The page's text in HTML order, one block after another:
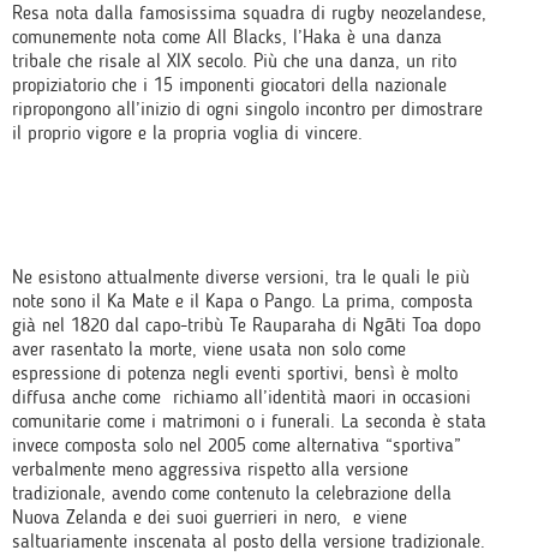
Resa nota dalla famosissima squadra di rugby neozelandese,
comunemente nota come All Blacks, l’Haka è una danza
tribale che risale al XIX secolo. Più che una danza, un rito
propiziatorio che i 15 imponenti giocatori della nazionale
ripropongono all’inizio di ogni singolo incontro per dimostrare
il proprio vigore e la propria voglia di vincere.
Ne esistono attualmente diverse versioni, tra le quali le più
note sono il Ka Mate e il Kapa o Pango. La prima, composta
già nel 1820 dal capo-tribù Te Rauparaha di Ngāti Toa dopo
aver rasentato la morte, viene usata non solo come
espressione di potenza negli eventi sportivi, bensì è molto
diffusa anche come richiamo all’identità maori in occasioni
comunitarie come i matrimoni o i funerali. La seconda è stata
invece composta solo nel 2005 come alternativa “sportiva”
verbalmente meno aggressiva rispetto alla versione
tradizionale, avendo come contenuto la celebrazione della
Nuova Zelanda e dei suoi guerrieri in nero, e viene
saltuariamente inscenata al posto della versione tradizionale.